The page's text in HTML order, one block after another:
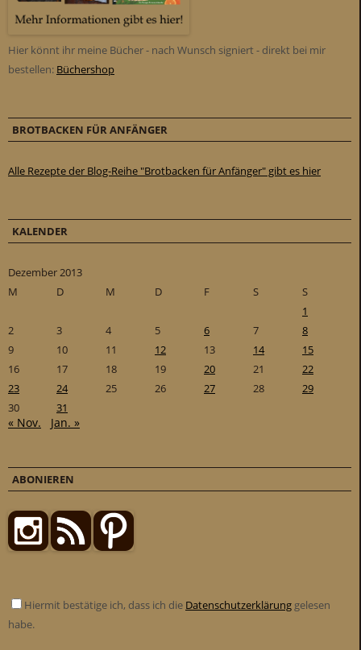
Hier könnt ihr meine Bücher - nach Wunsch signiert - direkt bei mir
bestellen: Büchershop
BROTBACKEN FÜR ANFÄNGER
Alle Rezepte der Blog-Reihe "Brotbacken für Anfänger" gibt es hier
KALENDER
Dezember 2013
M
D M D F S
S
1
2
3 4 5 6 7
8
9
10 11 12 13 14
15
16
17 18 19 20 21
22
23
24 25 26 27 28
29
30
31
« Nov. Jan. »
ABONIEREN
Hiermit bestätige ich, dass ich die Datenschutzerklärung gelesen
habe.